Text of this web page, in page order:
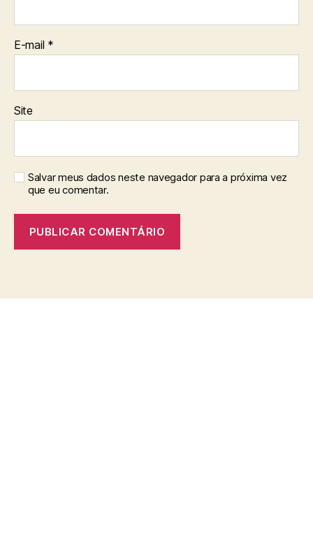
E-mail *
Site
Salvar meus dados neste navegador para a próxima vez
que eu comentar.